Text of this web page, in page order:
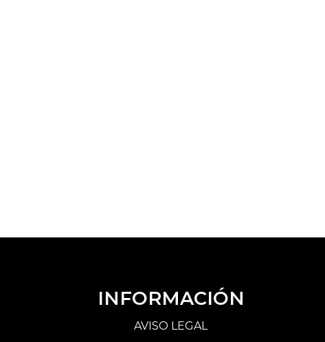
INFORMACIÓN
AVISO LEGAL